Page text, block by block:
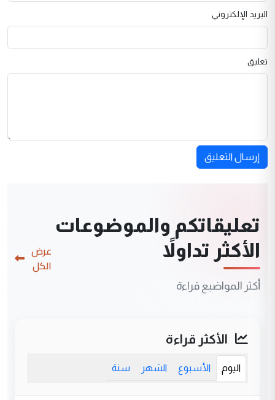
البريد الإلكتروني
تعليق
إرسال التعليق
تعليقاتكم والموضوعات
الأكثر تداولاً
أكثر المواضيع قراءة
عرض
الكل
الأكثر قراءة
اليوم الأسبوع الشهر سنة